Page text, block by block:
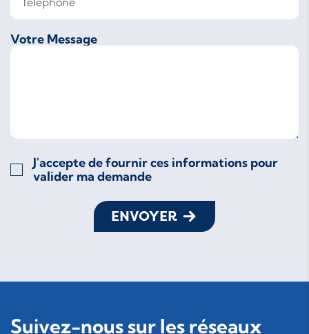
Votre Message
J'accepte de fournir ces informations pour
valider ma demande
ENVOYER
Suivez-nous sur les réseaux